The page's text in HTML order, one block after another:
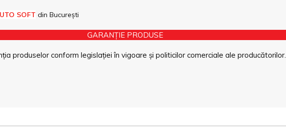
SOFT din București
GARANȚIE PRODUSE
produselor conform legislației în vigoare și politicilor comerciale ale producătorilor.